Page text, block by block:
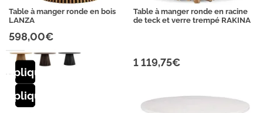
Table à manger ronde en bois
LANZA
598,00€
Table à manger ronde en racine
de teck et verre trempé RAKINA
1 119,75€
11
places
3
12
places
Vert
4